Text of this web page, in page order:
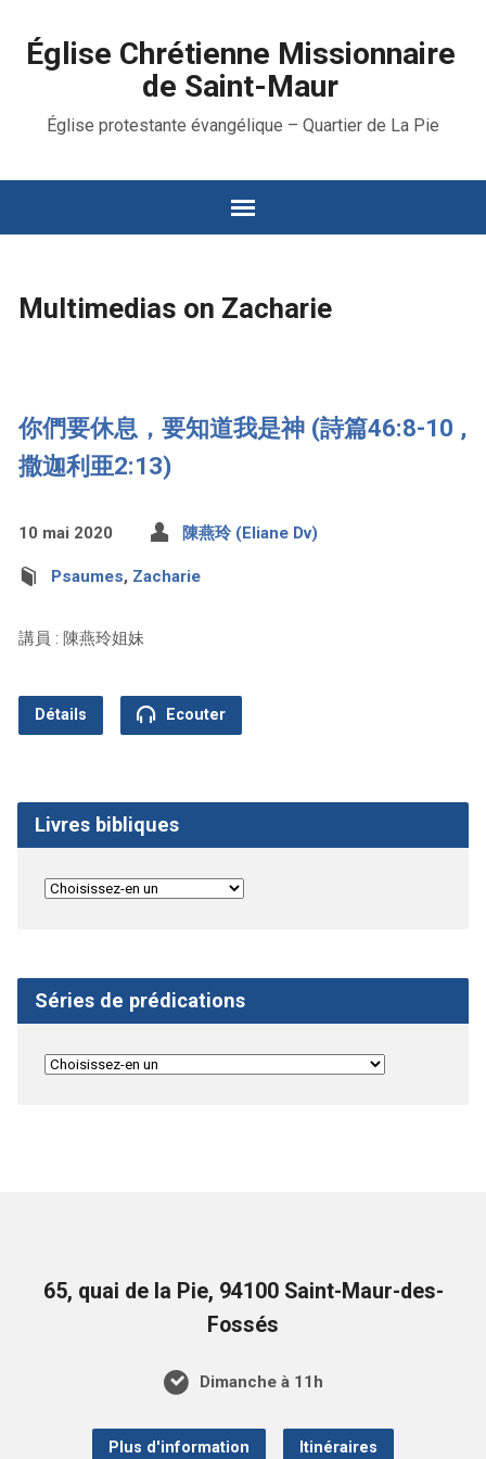
Église Chrétienne Missionnaire
de Saint-Maur
Église protestante évangélique – Quartier de La Pie
Multimedias on Zacharie
你們要休息，要知道我是神 (詩篇46:8-10 ,
撒迦利亜2:13)
10 mai 2020 陳燕玲 (Eliane Dv)
Psaumes, Zacharie
講員 : 陳燕玲姐妹
Détails Ecouter
Livres bibliques
Séries de prédications
65, quai de la Pie, 94100 Saint-Maur-des-
Fossés
Dimanche à 11h
Plus d'information Itinéraires